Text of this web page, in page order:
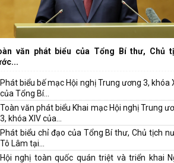
văn phát biểu của Tổng Bí thư, Chủ
Phát biểu bế mạc Hội nghị Trung ương 3, khóa
của Tổng Bí...
Toàn văn phát biểu Khai mạc Hội nghị Trung
3, khóa XIV của...
Phát biểu chỉ đạo của Tổng Bí thư, Chủ tịch
Tô Lâm tại...
Hội nghị toàn quốc quán triệt và triển khai